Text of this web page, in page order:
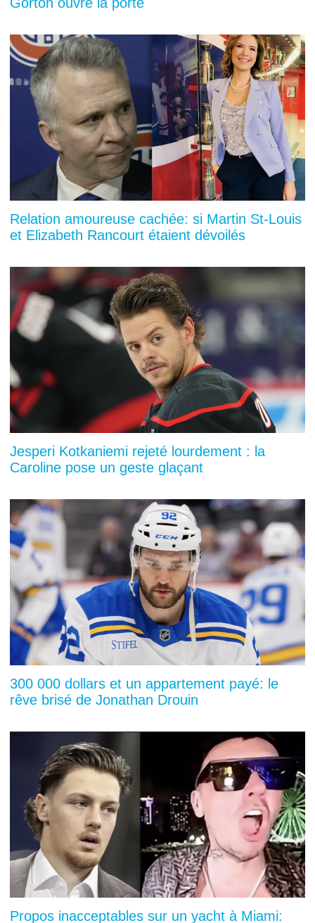
Relation amoureuse cachée: si Martin St-Louis
et Elizabeth Rancourt étaient dévoilés
Jesperi Kotkaniemi rejeté lourdement : la
Caroline pose un geste glaçant
300 000 dollars et un appartement payé: le
rêve brisé de Jonathan Drouin
Propos inacceptables sur un yacht à Miami: